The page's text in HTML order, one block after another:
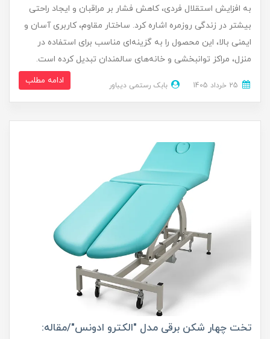
به افزایش استقلال فردی، کاهش فشار بر مراقبان و ایجاد راحتی
بیشتر در زندگی روزمره اشاره کرد. ساختار مقاوم، کاربری آسان و
ایمنی بالا، این محصول را به گزینه‌ای مناسب برای استفاده در
منزل، مراکز توانبخشی و خانه‌های سالمندان تبدیل کرده است.
بابک رستمی دیباور ادامه مطلب
تخت چهار شکن برقی مدل "الکترو ادونس"/مقاله: